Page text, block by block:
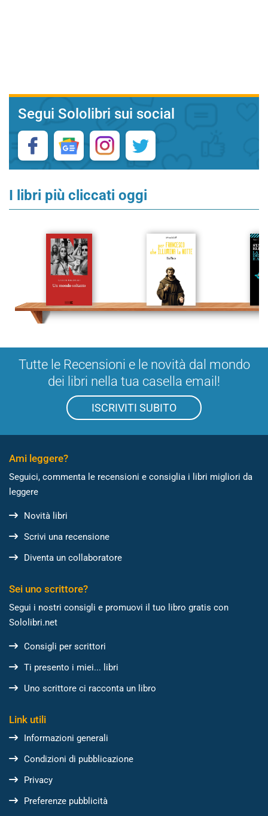
Segui Sololibri sui social
I libri più cliccati oggi
Tutte le Recensioni e le novità dal mondo
dei libri nella tua casella email!
ISCRIVITI SUBITO
Ami leggere?
Seguici, commenta le recensioni e consiglia i libri migliori da
leggere
Novità libri
Scrivi una recensione
Diventa un collaboratore
Sei uno scrittore?
Segui i nostri consigli e promuovi il tuo libro gratis con
Sololibri.net
Consigli per scrittori
Ti presento i miei... libri
Uno scrittore ci racconta un libro
Link utili
Informazioni generali
Condizioni di pubblicazione
Privacy
Preferenze pubblicità